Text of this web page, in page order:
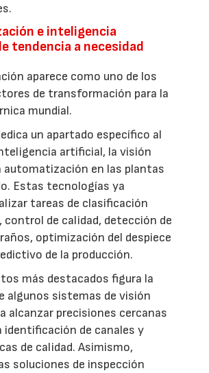
e inteligencia
tendencia a necesidad
aparece como uno de los
de transformación para la
mundial.
un apartado específico al
artificial, la visión
automatización en las plantas
Estas tecnologías ya
tareas de clasificación
de calidad, detección de
optimización del despiece
de la producción.
más destacados figura la
algunos sistemas de visión
alcanzar precisiones cercanas
identificación de canales y
de calidad. Asimismo,
soluciones de inspección